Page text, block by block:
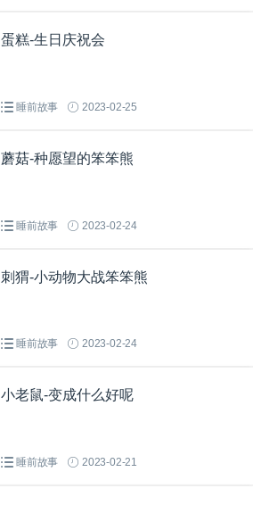
蛋糕-生日庆祝会
睡前故事 2023-02-25
蘑菇-种愿望的笨笨熊
睡前故事 2023-02-24
刺猬-小动物大战笨笨熊
睡前故事 2023-02-24
小老鼠-变成什么好呢
睡前故事 2023-02-21